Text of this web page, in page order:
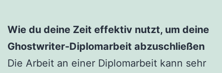
Wie du deine Zeit effektiv nutzt, um deine
Ghostwriter-Diplomarbeit abzuschließen
Die Arbeit an einer Diplomarbeit kann sehr